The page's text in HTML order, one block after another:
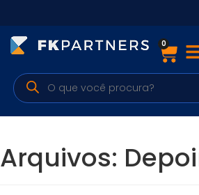
Cursos
Preparatórios Nacionais
Internacionais
Finanças & Edu. Continuada
0
Arquivos: